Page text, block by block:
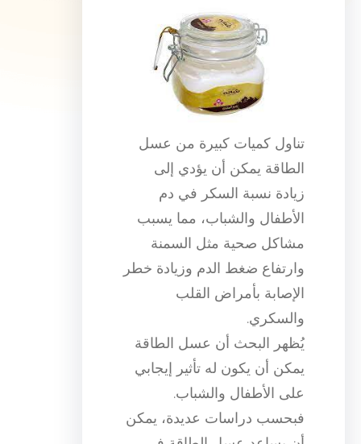
تناول كميات كبيرة من عسل
الطاقة يمكن أن يؤدي إلى
زيادة نسبة السكر في دم
الأطفال والشباب، مما يسبب
مشاكل صحية مثل السمنة
وارتفاع ضغط الدم وزيادة خطر
الإصابة بأمراض القلب
والسكري.
يُظهر البحث أن عسل الطاقة
يمكن أن يكون له تأثير إيجابي
على الأطفال والشباب.
فبحسب دراسات عديدة، يمكن